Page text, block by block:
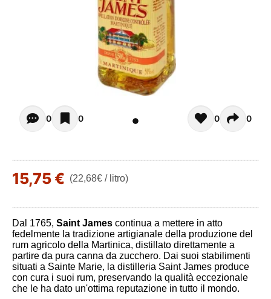
Opiniones - In questo momento non ci sono commenti.
0 0 0 0
15,75 € (22,68€ / litro)
Dal 1765, Saint James continua a mettere in atto
fedelmente la tradizione artigianale della produzione del
rum agricolo della Martinica, distillato direttamente a
partire da pura canna da zucchero. Dai suoi stabilimenti
situati a Sainte Marie, la distilleria Saint James produce
con cura i suoi rum, preservando la qualità eccezionale
che le ha dato un'ottima reputazione in tutto il mondo.